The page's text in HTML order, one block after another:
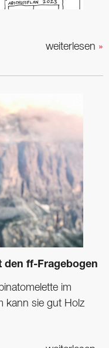
weiterlesen »
den ff-Fragebogen
im
kann sie gut Holz